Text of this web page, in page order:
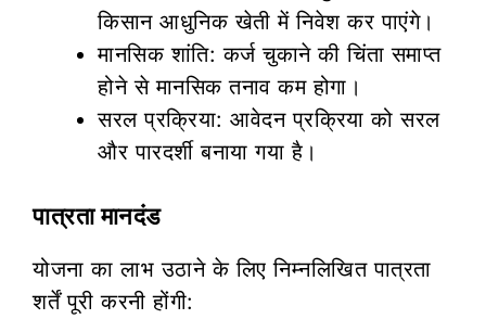
किसान आधुनिक खेती में निवेश कर पाएंगे।
मानसिक शांति: कर्ज चुकाने की चिंता समाप्त
होने से मानसिक तनाव कम होगा।
सरल प्रक्रिया: आवेदन प्रक्रिया को सरल
और पारदर्शी बनाया गया है।
पात्रता मानदंड
योजना का लाभ उठाने के लिए निम्नलिखित पात्रता
शर्तें पूरी करनी होंगी: